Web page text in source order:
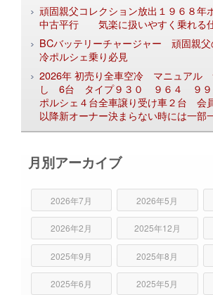
頑固親父コレクション放出１９６８年
中古平行 気楽に扱いやすく乗れる仕
BCバッテリーチャージャー 頑固親父
冷ポルシェ乗り必見
2026年 初売り全車空冷 マニュアル
し 6台 タイプ９３０ ９６４ ９９
ポルシェ４台全車譲り受け車２台 会
以降新オーナー決まらない時には一部
月別アーカイブ
2026年7月 2026年5月
2026年2月 2025年12月
2025年9月 2025年8月
2025年6月 2025年5月